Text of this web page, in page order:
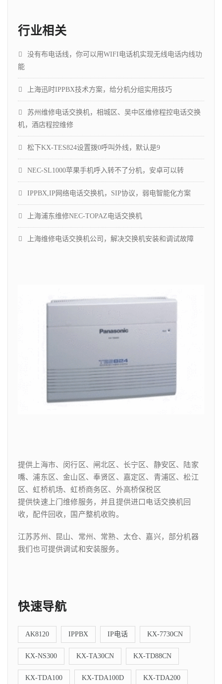
行业相关
没有布电话线，你可以用WIFI电话机实现无线电话内线功
能
上海迅时IPPBX技术方案，给分机分组实用技巧
苏州维修电话交换机，相城区、吴中区维修程控电话交换
机，酒店程控维修
松下KX-TES824设置拨0呼叫外线，默认是9
NEC-SL1000苹果手机呼入转不了分机，安卓可以转
IPPBX,IP网络电话交换机，SIP协议，弱电智能化方案
上海浦东维修NEC-TOPAZ电话交换机
上海维修电话交换机公司，解决交换机安装和调试故障
提供上海市、闵行区、闸北区、长宁区、静安区、陆家
嘴、浦东区、金山区、奉贤区、嘉定区、青浦区、松江
区、虹桥机场、虹桥商务区、外高桥保税区
提供快速上门维修服务，并且提供进口电话交换机回
收，配件回收，国产整机收购。
江苏苏州、昆山、常州、常熟、太仓、嘉兴，部分机器
我们也可提供调试和安装服务。
快速导航
AK8120 IPPBX IP电话 KX-7730CN
KX-NS300 KX-TA30CN KX-TD88CN
KX-TDA100 KX-TDA100D KX-TDA200